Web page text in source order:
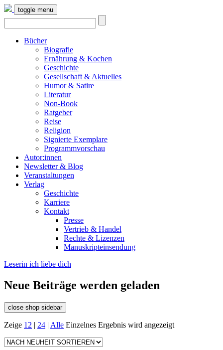
toggle menu
Bücher
Biografie
Ernährung & Kochen
Geschichte
Gesellschaft & Aktuelles
Humor & Satire
Literatur
Non-Book
Ratgeber
Reise
Religion
Signierte Exemplare
Programmvorschau
Autor:innen
Newsletter & Blog
Veranstaltungen
Verlag
Geschichte
Karriere
Kontakt
Presse
Vertrieb & Handel
Rechte & Lizenzen
Manuskripteinsendung
Leserin ich liebe dich
Neue Beiträge werden geladen
close shop sidebar
Zeige 12 | 24 | Alle Einzelnes Ergebnis wird angezeigt